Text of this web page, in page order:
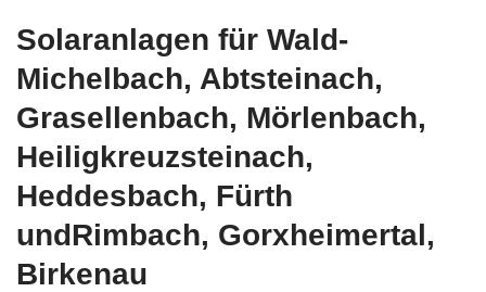
Solaranlagen für Wald-
Michelbach, Abtsteinach,
Grasellenbach, Mörlenbach,
Heiligkreuzsteinach,
Heddesbach, Fürth
undRimbach, Gorxheimertal,
Birkenau